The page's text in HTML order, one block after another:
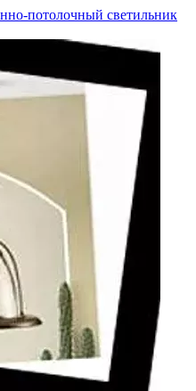
потолочный светильник